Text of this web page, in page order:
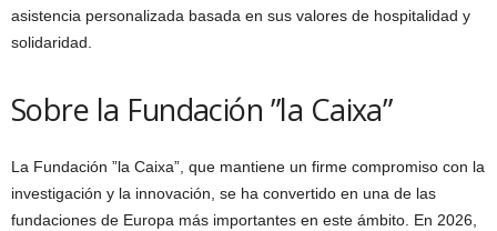
asistencia personalizada basada en sus valores de hospitalidad y
solidaridad.
Sobre la Fundación ”la Caixa”
La Fundación ”la Caixa”, que mantiene un firme compromiso con la
investigación y la innovación, se ha convertido en una de las
fundaciones de Europa más importantes en este ámbito. En 2026,